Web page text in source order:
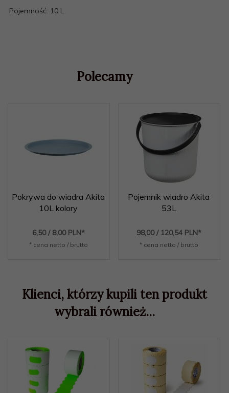
Pojemność: 10 L
Polecamy
Pokrywa do wiadra Akita
10L kolory
6,50 / 8,00 PLN*
* cena netto / brutto
Pojemnik wiadro Akita
53L
98,00 / 120,54 PLN*
* cena netto / brutto
Klienci, którzy kupili ten produkt
wybrali również...